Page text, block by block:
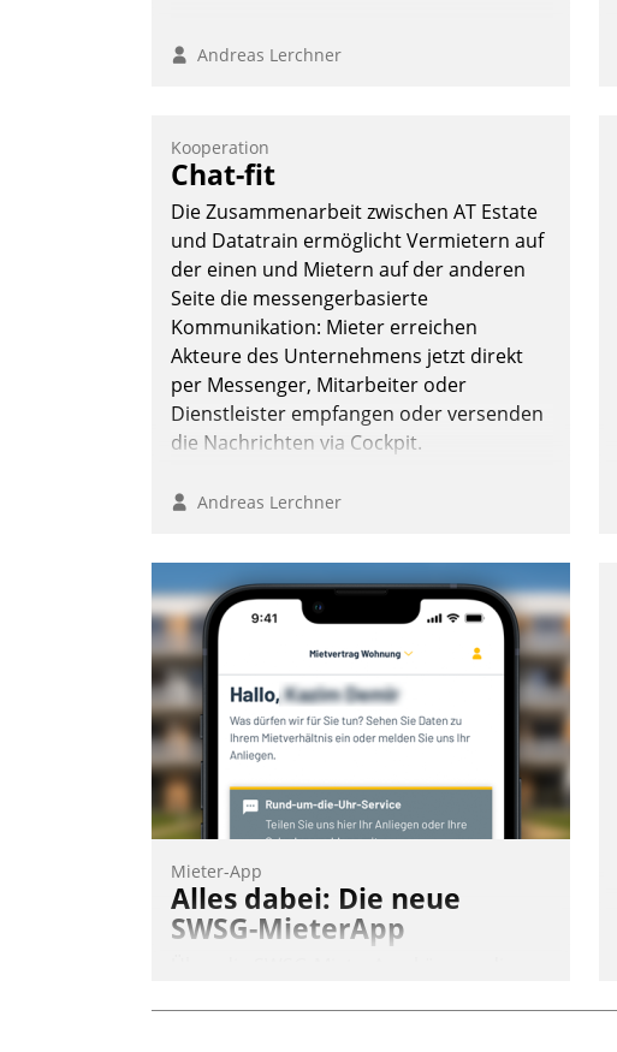
Andreas Lerchner
Kooperation
Chat-fit
Die Zusammenarbeit zwischen AT Estate
und Datatrain ermöglicht Vermietern auf
der einen und Mietern auf der anderen
Seite die messengerbasierte
Kommunikation: Mieter erreichen
Akteure des Unternehmens jetzt direkt
per Messenger, Mitarbeiter oder
Dienstleister empfangen oder versenden
die Nachrichten via Cockpit.
Andreas Lerchner
Mieter-App
Alles dabei: Die neue
SWSG-MieterApp